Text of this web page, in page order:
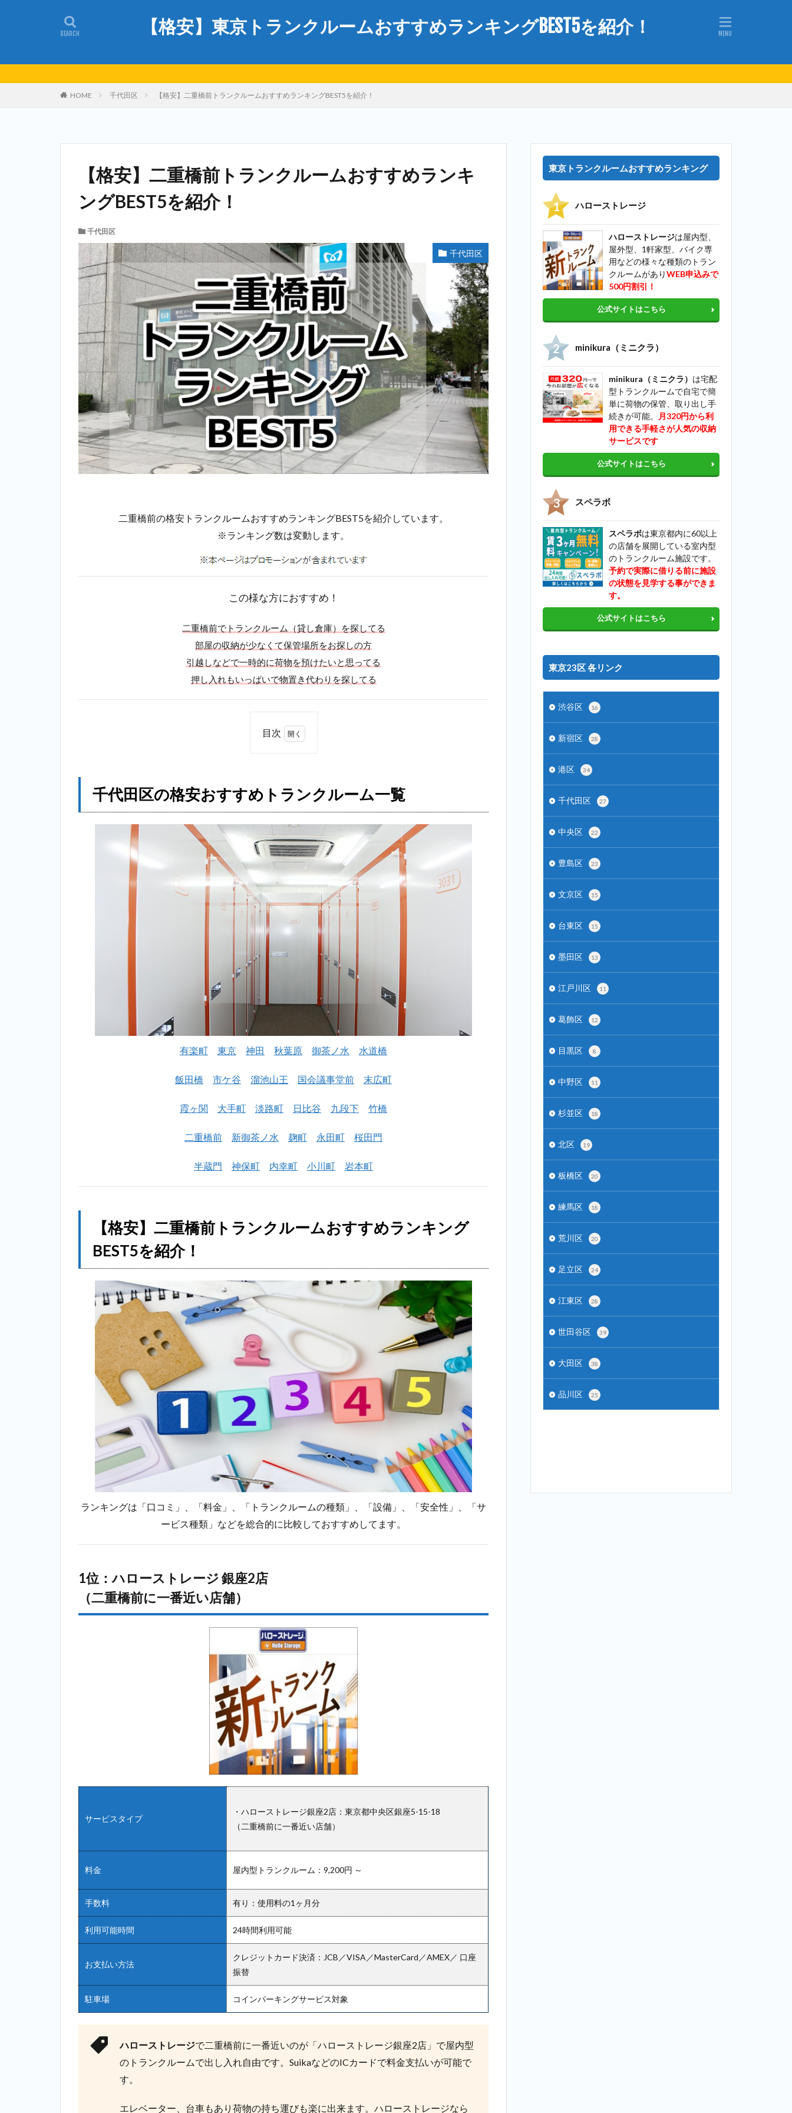
【格安】東京トランクルームおすすめランキングBEST5を紹介！
HOME 千代田区 【格安】二重橋前トランクルームおすすめランキングBEST5を紹介！
【格安】二重橋前トランクルームおすすめランキ
ングBEST5を紹介！
千代田区
千代田区
二重橋前の格安トランクルームおすすめランキングBEST5を紹介しています。
※ランキング数は変動します。
この様な方におすすめ！
二重橋前でトランクルーム（貸し倉庫）を探してる
部屋の収納が少なくて保管場所をお探しの方
引越しなどで一時的に荷物を預けたいと思ってる
押し入れもいっぱいで物置き代わりを探してる
目次
田
区
の
格
安
お
す
す
め
ン
ク
安】二
重橋前
クルー
すめラ
グ
BEST5
介！
2.1
ース
（二
重橋
一番
近い
舗）
2.2
2位：
minikura（ミ
ニクラ）＿
二重橋前
2.3
3位：
ラー
ズ 芝
店
（二
重橋
前に
2.4
4位：
加瀬
倉庫
ンク
ルー
ム千
代田
区内
神田
店
（二
重橋
前に
近い
店
5位：
ポケ
重橋
前
宅ト
橋前
2.7
7位：
二重橋前
千代田区の格安おすすめトランクルーム一覧
有楽町 東京 神田 秋葉原 御茶ノ水 水道橋
飯田橋 市ケ谷 溜池山王 国会議事堂前 末広町
霞ヶ関 大手町 淡路町 日比谷 九段下 竹橋
二重橋前 新御茶ノ水 麹町 永田町 桜田門
半蔵門 神保町 内幸町 小川町 岩本町
【格安】二重橋前トランクルームおすすめランキング
BEST5を紹介！
ランキングは「口コミ」、「料金」、「トランクルームの種類」、「設備」、「安全性」、「サ
ービス種類」などを総合的に比較しておすすめしてます。
1位：ハローストレージ 銀座2店
（二重橋前に一番近い店舗）
サービスタイプ
・ハローストレージ銀座2店：東京都中央区銀座5-15-18
（二重橋前に一番近い店舗）
料金 屋内型トランクルーム：9,200円 ～
手数料 有り：使用料の1ヶ月分
利用可能時間 24時間利用可能
お支払い方法
クレジットカード決済：JCB／VISA／MasterCard／AMEX／ 口座
振替
駐車場 コインパーキングサービス対象
ハローストレージで二重橋前に一番近いのが「ハローストレージ銀座2店」で屋内型
のトランクルームで出し入れ自由です。SuikaなどのICカードで料金支払いが可能で
す。
エレベーター、台車もあり荷物の持ち運びも楽に出来ます。ハローストレージなら
東京トランクルームおすすめランキング
ハローストレージ
ハローストレージは屋内型、
屋外型、1軒家型、バイク専
用などの様々な種類のトラン
クルームがありWEB申込みで
500円割引！
公式サイトはこちら
minikura（ミニクラ）
minikura（ミニクラ） は宅配
型トランクルームで自宅で簡
単に荷物の保管、取り出し手
続きが可能。
月320円から利
用できる手軽さが人気の収納
サービスです
公式サイトはこちら
スペラボ
スペラボは東京都内に60以上
の店舗を展開している室内型
のトランクルーム施設です。
予約で実際に借りる前に施設
の状態を見学する事ができま
す。
公式サイトはこちら
東京23区 各リンク
渋谷区 16
新宿区 28
港区 34
千代田区 27
中央区 22
豊島区 23
文京区 15
台東区 15
墨田区 13
江戸川区 11
葛飾区 12
目黒区 8
中野区 11
杉並区 18
北区 19
板橋区 20
練馬区 18
荒川区 20
足立区 24
江東区 28
世田谷区 39
大田区 38
品川区 25